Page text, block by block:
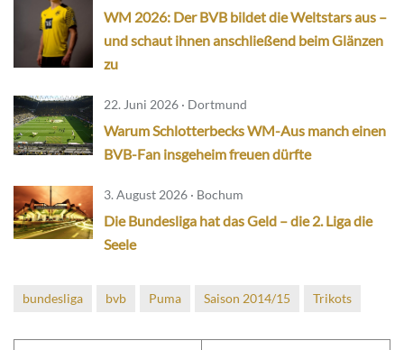
WM 2026: Der BVB bildet die Weltstars aus –
und schaut ihnen anschließend beim Glänzen
zu
22. Juni 2026 · Dortmund
Warum Schlotterbecks WM-Aus manch einen
BVB-Fan insgeheim freuen dürfte
3. August 2026 · Bochum
Die Bundesliga hat das Geld – die 2. Liga die
Seele
bundesliga bvb Puma Saison 2014/15 Trikots